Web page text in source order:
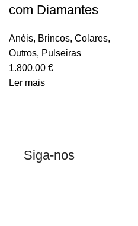
com Diamantes
Anéis, Brincos, Colares,
Outros, Pulseiras
1.800,00 €
Ler mais
Siga-nos